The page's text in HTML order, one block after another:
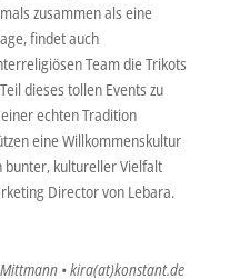
zusammen als eine
findet auch
Team die Trikots
dieses tollen Events zu
echten Tradition
eine Willkommenskultur
bunter, kultureller Vielfalt
Director von Lebara.
• kira(at)konstant.de